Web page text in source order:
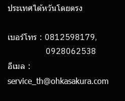
ประเทศไต้หวันโดยตรง
เบอร์โทร : 0812598179,
0928062538
อีเมล :
service_th@ohkasakura.com